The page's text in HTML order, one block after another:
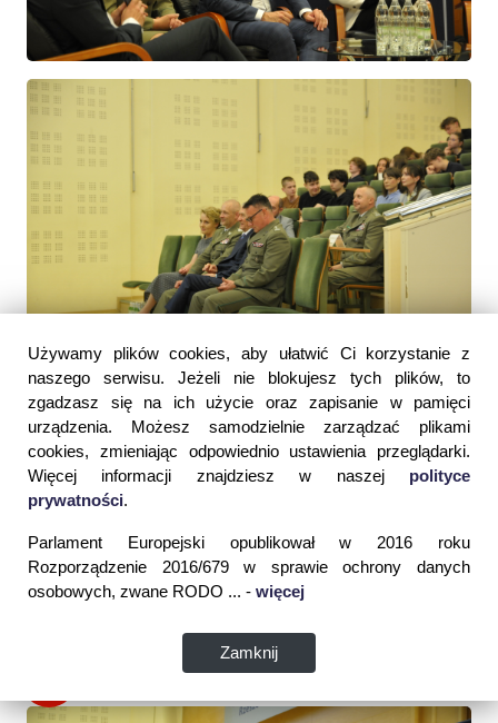
Używamy plików cookies, aby ułatwić Ci korzystanie z
naszego serwisu. Jeżeli nie blokujesz tych plików, to
zgadzasz się na ich użycie oraz zapisanie w pamięci
urządzenia. Możesz samodzielnie zarządzać plikami
cookies, zmieniając odpowiednio ustawienia przeglądarki.
Więcej informacji znajdziesz w naszej polityce
prywatności.
Parlament Europejski opublikował w 2016 roku
Rozporządzenie 2016/679 w sprawie ochrony danych
osobowych, zwane RODO ... - więcej
Zamknij